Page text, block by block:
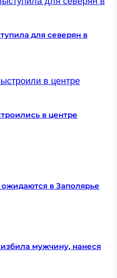
для северян в
в центре
в Заполярье
мужчину, нанеся